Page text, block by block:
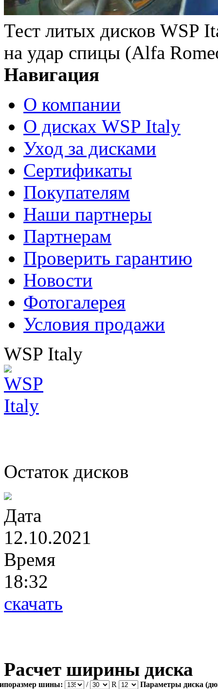
Тест литых дисков WSP
на удар спицы (Alfa
Навигация
О компании
О дисках WSP Italy
Уход за дисками
Сертификаты
Покупателям
Наши партнеры
Партнерам
Проверить гарантию
Новости
Фотогалерея
Условия продажи
WSP Italy
Остаток дисков
Дата
12.10.2021
Время
18:32
скачать
Расчет ширины диска
шины: / R
Параметры диска